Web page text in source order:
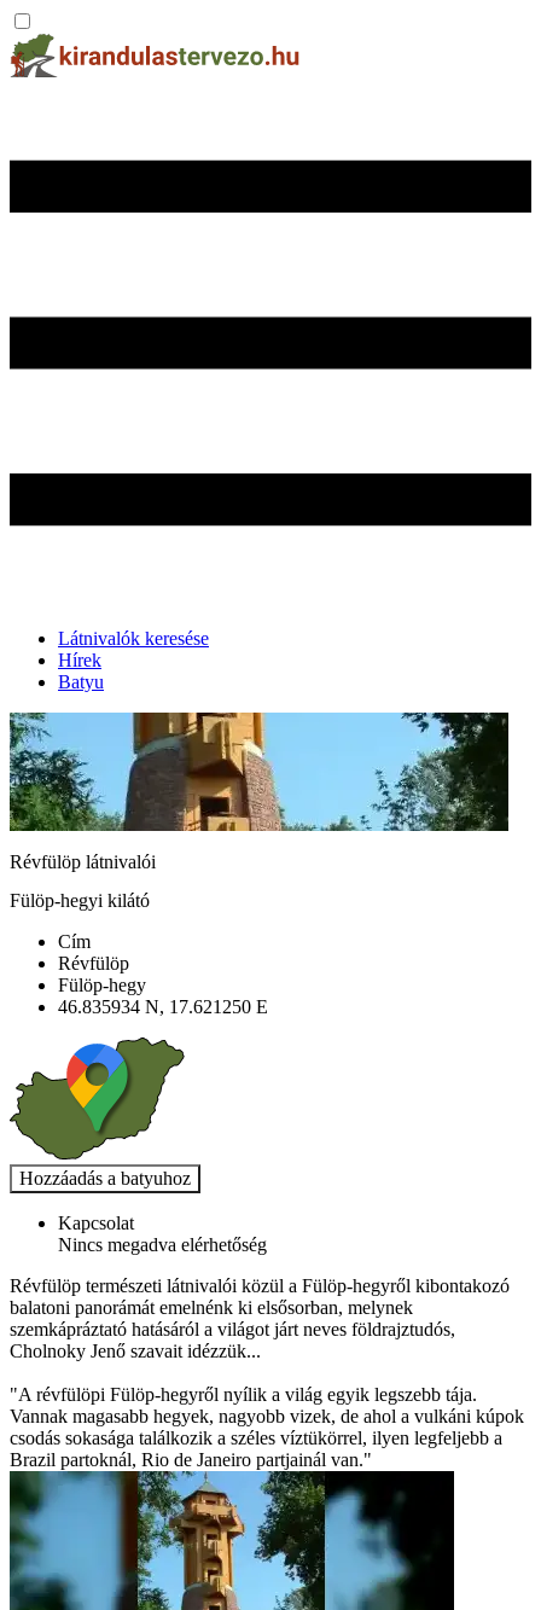
Látnivalók keresése
Hírek
Batyu
Révfülöp látnivalói
Fülöp-hegyi kilátó
Cím
Révfülöp
Fülöp-hegy
46.835934 N, 17.621250 E
Kapcsolat
Nincs megadva elérhetőség
Révfülöp természeti látnivalói közül a Fülöp-hegyről kibontakozó
balatoni panorámát emelnénk ki elsősorban, melynek
szemkápráztató hatásáról a világot járt neves földrajztudós,
Cholnoky Jenő szavait idézzük...
"A révfülöpi Fülöp-hegyről nyílik a világ egyik legszebb tája.
Vannak magasabb hegyek, nagyobb vizek, de ahol a vulkáni kúpok
csodás sokasága találkozik a széles víztükörrel, ilyen legfeljebb a
Brazil partoknál, Rio de Janeiro partjainál van."